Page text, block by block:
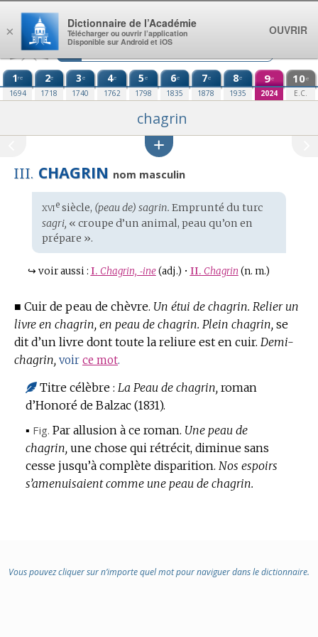
Aller au contenu
1re
1694
2e
1718
3e
1740
4e
1762
5e
1798
6e
1835
7e
1878
8e
1935
9e
2024
10e
E.C.
chagrin
III. CHAGRIN nom masculin
Étymologie
:
xviesiècle, (peau de) sagrin. Emprunté du turc
sagri, « croupe d’un animal, peau qu’on en
prépare ».
↪ voir aussi : I. Chagrin, ‑ine (adj.) • II. Chagrin (n. m.)
■ Cuir de peau de chèvre. Un étui de chagrin. Relier un
livre en chagrin, en peau de chagrin. Plein chagrin, se
dit d’un livre dont toute la reliure est en cuir. Demi-
chagrin, voir ce mot.
Titre célèbre : La Peau de chagrin, roman
d’Honoré de Balzac (1831).
▪ Fig. Par allusion à ce roman. Une peau de
chagrin, une chose qui rétrécit, diminue sans
cesse jusqu’à complète disparition. Nos espoirs
s’amenuisaient comme une peau de chagrin.
Vous pouvez cliquer sur n’importe quel mot pour naviguer dans le dictionnaire.
×
Dictionnaire de l’Académie
Télécharger ou ouvrir l’application
Disponible sur Android et iOS
OUVRIR